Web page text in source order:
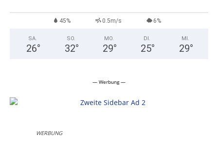
45% 0.5m/s 6%
SA.
26°
SO.
32°
MO.
29°
DI.
25°
MI.
29°
— Werbung —
WERBUNG